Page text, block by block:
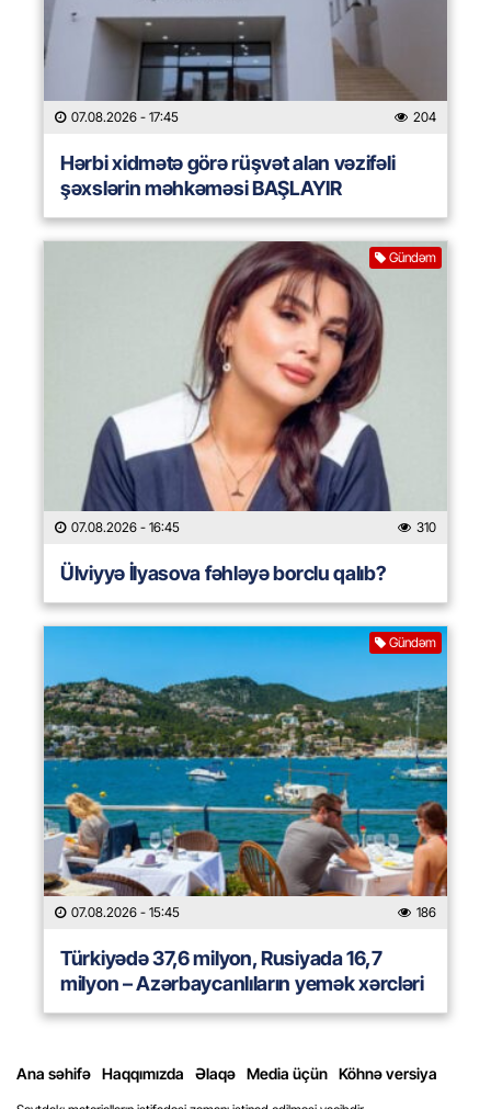
07.08.2026 - 17:45 204
Hərbi xidmətə görə rüşvət alan vəzifəli
şəxslərin məhkəməsi BAŞLAYIR
Gündəm
07.08.2026 - 16:45 310
Ülviyyə İlyasova fəhləyə borclu qalıb?
Gündəm
07.08.2026 - 15:45 186
Türkiyədə 37,6 milyon, Rusiyada 16,7
milyon – Azərbaycanlıların yemək xərcləri
Ana səhifə Haqqımızda Əlaqə Media üçün Köhnə versiya